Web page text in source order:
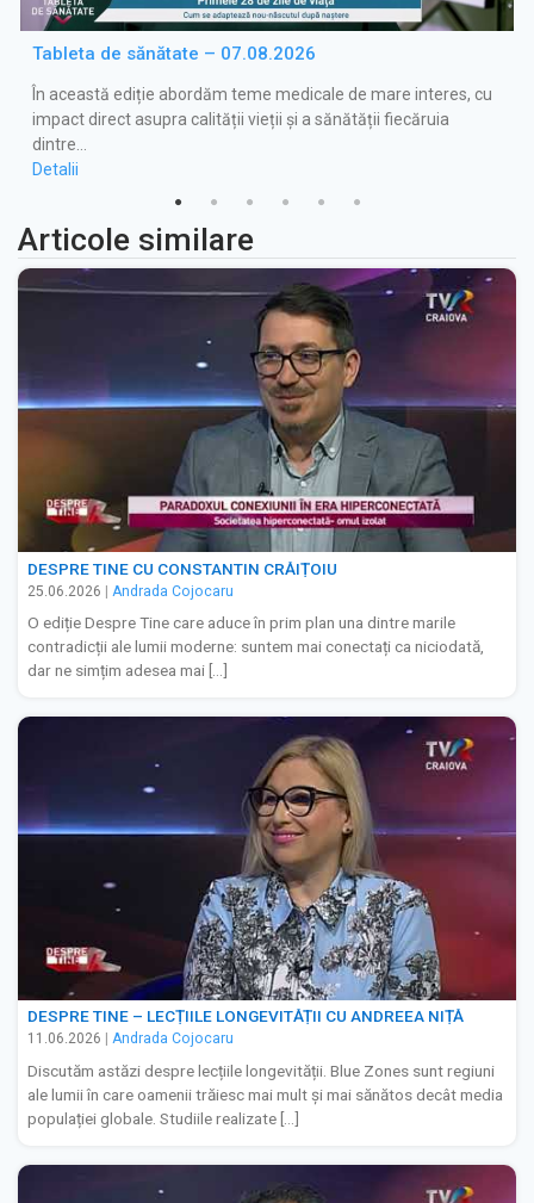
Tableta de sănătate – 07.08.2026
În această ediție abordăm teme medicale de mare interes, cu
impact direct asupra calității vieții și a sănătății fiecăruia
dintre…
Detalii
Articole similare
DESPRE TINE CU CONSTANTIN CRĂIȚOIU
25.06.2026 | Andrada Cojocaru
O ediție Despre Tine care aduce în prim plan una dintre marile
contradicții ale lumii moderne: suntem mai conectați ca niciodată,
dar ne simțim adesea mai […]
DESPRE TINE – LECȚIILE LONGEVITĂȚII CU ANDREEA NIȚĂ
11.06.2026 Andrada Cojocaru
Discutăm astăzi despre lecțiile longevității. Blue Zones sunt regiuni
ale lumii în care oamenii trăiesc mai mult și mai sănătos decât media
populației globale. Studiile realizate […]